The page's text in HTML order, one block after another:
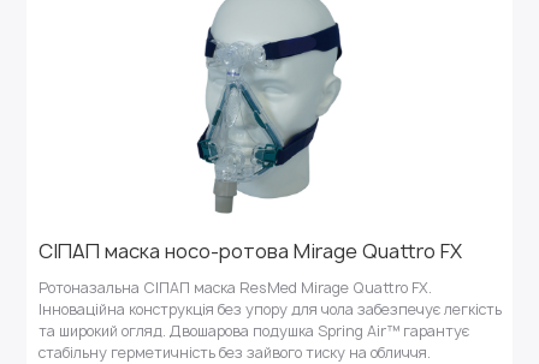
СІПАП маска носо-ротова Mirage Quattro FX
Ротоназальна СІПАП маска ResMed Mirage Quattro FX.
Інноваційна конструкція без упору для чола забезпечує легкість
та широкий огляд. Двошарова подушка Spring Air™ гарантує
стабільну герметичність без зайвого тиску на обличчя.